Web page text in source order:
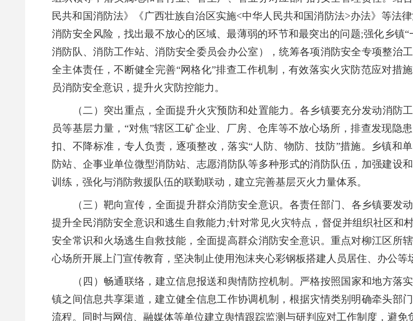
民共和国消防法》《广西壮族自治区实施<中华人民共和国消防法>办法》等法
消防安全风险，找出最不放心的区域、最薄弱的环节和最突出的问题;强化乡镇
消防队、消防工作站、消防安全委员会办公室），统筹各项消防安全专项整治
全主体责任，不断健全完善“网格化”排查工作机制，有效落实火灾防范应对措
员消防安全意识，提升火灾防控能力。
（二）突出重点，全面提升火灾预防和处置能力。各乡镇要充分发动消防
员等基层力量， “对焦”辖区工矿企业、厂房、仓库等不放心场所，排查发现隐
扣、不降标准，专人负责，逐项整改，落实“人防、物防、技防”措施。乡镇和
防站、企事业单位微型消防站、志愿消防队等多种形式的消防队伍，加强建设
训练，强化与消防救援队伍的联勤联动，建立完善基层灭火力量体系。
（三）靶向宣传，全面提升群众消防安全意识。 各责任部门、各乡镇要发
提升全民消防安全意识和逃生自救能力 ;针对常见火灾特点，督促并组织社区和
安全常识和火场逃生自救技能，全面提高群众消防安全意识。重点对柳江区所
心场所开展上门宣传教育，坚决制止使用泡沫夹心彩钢板搭建人员居住、办公等
（四）畅通联络，建立信息报送和舆情防控机制。 严格按照国家和地方落
镇之间信息共享渠道，建立健全信息工作协调机制，根据灾情类别明确牵头部
流程。同时与网信、融媒体等单位建立舆情跟踪监测与研判应对工作制度，避免